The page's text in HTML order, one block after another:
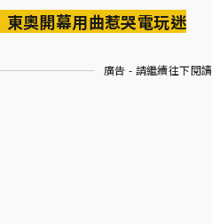
奧開幕用曲惹哭電玩迷
廣告 - 請繼續往下閱讀